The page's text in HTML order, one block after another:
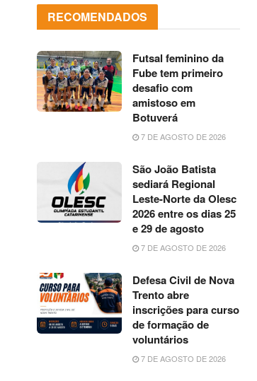
RECOMENDADOS
Futsal feminino da
Fube tem primeiro
desafio com
amistoso em
Botuverá
7 DE AGOSTO DE 2026
São João Batista
sediará Regional
Leste-Norte da Olesc
2026 entre os dias 25
e 29 de agosto
7 DE AGOSTO DE 2026
Defesa Civil de Nova
Trento abre
inscrições para curso
de formação de
voluntários
7 DE AGOSTO DE 2026